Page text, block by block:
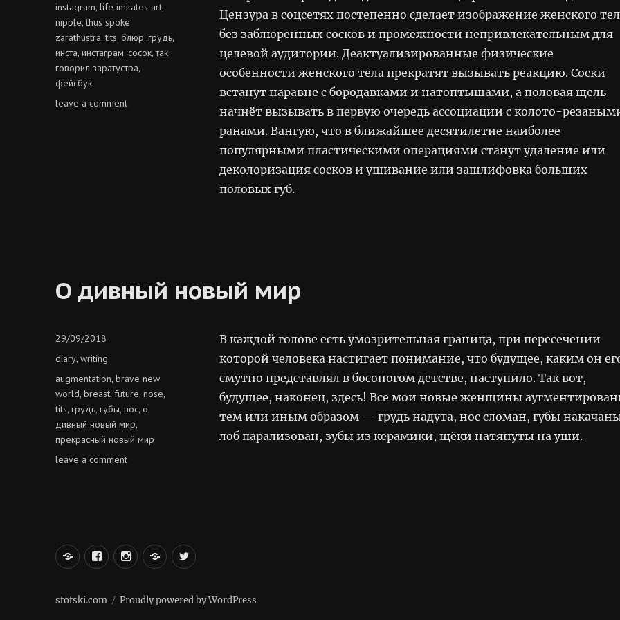
Цензура в соцсетях постепенно сделает изображение женского
без заблюренных сосков и промежности непривлекательным для
целевой аудитории. Деактуализированные физические
особенности женского тела прекратят вызывать реакцию. Соски
встанут наравне с бородавками и натоптышами, а половая щель
начнёт вызывать в первую очередь ассоциации с колото-
ранами. Вангую, что в ближайшее десятилетие наиболее
популярными пластическими операциями станут удаление или
деколоризация сосков и ушивание или зашлифовка больших
половых губ.
instagram,life imitates art,
nipple,thus spoke
zarathustra,tits,блюр,грудь,
инста,инстаграм,сосок,так
говорил заратустра,
фейсбук
leave a commenton
О дивный новый мир
В каждой голове есть умозрительная граница, при пересечении
которой человека настигает понимание, что будущее, каким он
смутно представлял в босоногом детстве, наступило. Так вот,
будущее, наконец, здесь! Все мои новые женщины
тем или иным образом — грудь надута, нос сломан, губы
лоб парализован, зубы из керамики, щёки натянуты на уши.
Posted
29/09/2018
Categories
diary,writing
Tags
augmentation,brave new
world,breast,future,nose,
tits,грудь,губы,нос,о
дивный новый мир,
прекрасный новый мир
leave a commenton
вКонтакте
FacebookInstagramLiveJournal
Twitter
stotski.com Proudly powered by WordPress